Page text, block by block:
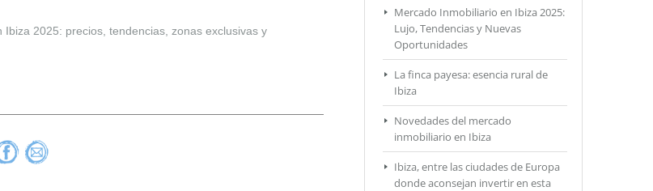
2025: precios, tendencias, zonas exclusivas y
Mercado Inmobiliario en Ibiza 2025:
Lujo, Tendencias y Nuevas
Oportunidades
La finca payesa: esencia rural de
Ibiza
Novedades del mercado
inmobiliario en Ibiza
Ibiza, entre las ciudades de Europa
donde aconsejan invertir en esta